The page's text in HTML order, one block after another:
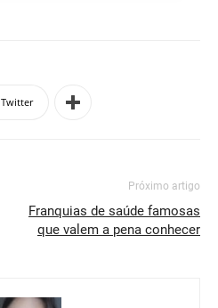
Twitter
Próximo artigo
Franquias de saúde famosas
que valem a pena conhecer